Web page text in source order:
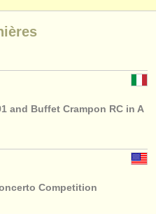
and Buffet Crampon RC in A
Competition